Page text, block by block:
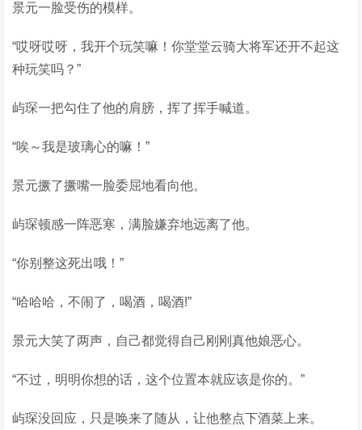
景元一脸受伤的模样。
“哎呀哎呀，我开个玩笑嘛！你堂堂云骑大将军还开不起这
种玩笑吗？”
屿琛一把勾住了他的肩膀，挥了挥手喊道。
“唉～我是玻璃心的嘛！”
景元撅了撅嘴一脸委屈地看向他。
屿琛顿感一阵恶寒，满脸嫌弃地远离了他。
“你别整这死出哦！”
“哈哈哈，不闹了，喝酒，喝酒!”
景元大笑了两声，自己都觉得自己刚刚真他娘恶心。
“不过，明明你想的话，这个位置本就应该是你的。”
屿琛没回应，只是唤来了随从，让他整点下酒菜上来。